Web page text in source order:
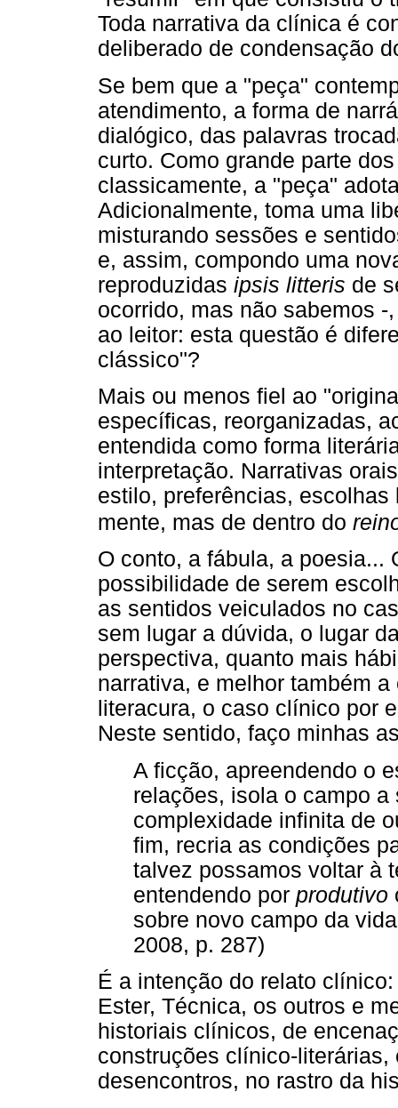
Toda narrativa da clínica é
deliberado de condensação
Se bem que a "peça"
atendimento, a forma de
dialógico, das palavras
curto. Como grande parte
classicamente, a "peça"
Adicionalmente, toma uma
misturando sessões e
e, assim, compondo uma
reproduzidas ipsis litteris de
ocorrido, mas não sabemos
ao leitor: esta questão é
clássico"?
Mais ou menos fiel ao
específicas, reorganizadas,
entendida como forma
interpretação. Narrativas
estilo, preferências,
mente, mas de dentro do
O conto, a fábula, a poesia...
possibilidade de serem
as sentidos veiculados no
sem lugar a dúvida, o lugar
perspectiva, quanto mais
narrativa, e melhor também
literacura, o caso clínico por
Neste sentido, faço minhas
A ficção, apreendendo o
relações, isola o campo
complexidade infinita de
fim, recria as condições
talvez possamos voltar à
entendendo por produtivo
sobre novo campo da
2008, p. 287)
É a intenção do relato
Ester, Técnica, os outros e
historiais clínicos, de
construções clínico-
desencontros, no rastro da